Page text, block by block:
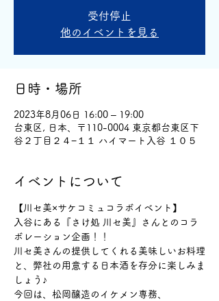
受付停止
他のイベントを見る
日時・場所
2023年8月06日 16:00 – 19:00
台東区, 日本、〒110-0004 東京都台東区下
谷２丁目２４−１１ ハイマート入谷 １０５
イベントについて
【川セ美×サケコミュコラボイベント】
入谷にある『さけ処 川セ美』さんとのコラ
ボレーション企画！！
川セ美さんの提供してくれる美味しいお料理
と、弊社の用意する日本酒を存分に楽しみま
しょう♪
今回は、松岡醸造のイケメン専務、